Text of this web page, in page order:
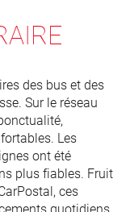
des bus et des
Sur le réseau
Les
ont été
plus fiables. Fruit
ces
quotidiens